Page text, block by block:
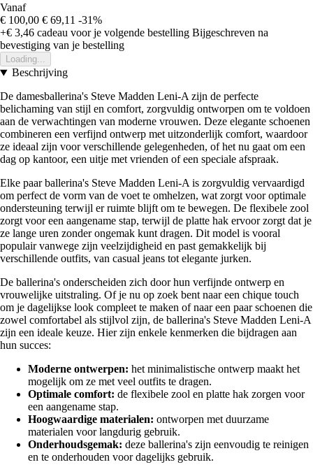
Vanaf
€ 100,00 € 69,11 -31%
+€ 3,46 cadeau voor je volgende bestelling Bijgeschreven na
bevestiging van je bestelling
Loading...
Beschrijving
De damesballerina's Steve Madden Leni-A zijn de perfecte
belichaming van stijl en comfort, zorgvuldig ontworpen om te voldoen
aan de verwachtingen van moderne vrouwen. Deze elegante schoenen
combineren een verfijnd ontwerp met uitzonderlijk comfort, waardoor
ze ideaal zijn voor verschillende gelegenheden, of het nu gaat om een
dag op kantoor, een uitje met vrienden of een speciale afspraak.
Elke paar ballerina's Steve Madden Leni-A is zorgvuldig vervaardigd
om perfect de vorm van de voet te omhelzen, wat zorgt voor optimale
ondersteuning terwijl er ruimte blijft om te bewegen. De flexibele zool
zorgt voor een aangename stap, terwijl de platte hak ervoor zorgt dat je
ze lange uren zonder ongemak kunt dragen. Dit model is vooral
populair vanwege zijn veelzijdigheid en past gemakkelijk bij
verschillende outfits, van casual jeans tot elegante jurken.
De ballerina's onderscheiden zich door hun verfijnde ontwerp en
vrouwelijke uitstraling. Of je nu op zoek bent naar een chique touch
om je dagelijkse look compleet te maken of naar een paar schoenen die
zowel comfortabel als stijlvol zijn, de ballerina's Steve Madden Leni-A
zijn een ideale keuze. Hier zijn enkele kenmerken die bijdragen aan
hun succes:
Moderne ontwerpen: het minimalistische ontwerp maakt het
mogelijk om ze met veel outfits te dragen.
Optimale comfort: de flexibele zool en platte hak zorgen voor
een aangename stap.
Hoogwaardige materialen: ontworpen met duurzame
materialen voor langdurig gebruik.
Onderhoudsgemak: deze ballerina's zijn eenvoudig te reinigen
en te onderhouden voor dagelijks gebruik.